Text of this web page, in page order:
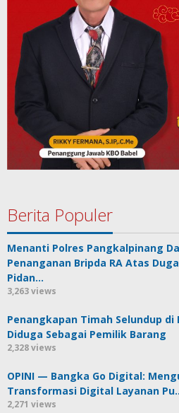
Berita Populer
Menanti Polres Pangkalpinang
Penanganan Bripda RA Atas
Pidan…
3,263 views
Penangkapan Timah Selundup di
Diduga Sebagai Pemilik Barang
2,328 views
OPINI — Bangka Go Digital:
Transformasi Digital Layanan
2,271 views